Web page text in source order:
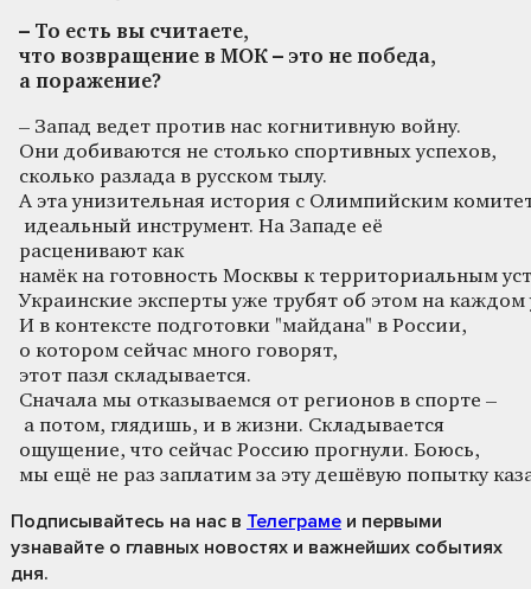
– То есть вы считаете,
что возвращение в МОК – это не победа,
а поражение?
– Запад ведет против нас когнитивную войну.
Они добиваются не столько спортивных успехов,
сколько разлада в русском тылу.
А эта унизительная история с Олимпийским
идеальный инструмент. На Западе её
расценивают как
намёк на готовность Москвы к территориальным
Украинские эксперты уже трубят об этом на каждом
И в контексте подготовки "майдана" в России,
о котором сейчас много говорят,
этот пазл складывается.
Сначала мы отказываемся от регионов в спорте –
а потом, глядишь, и в жизни. Складывается
ощущение, что сейчас Россию прогнули. Боюсь,
мы ещё не раз заплатим за эту дешёвую попытку
Подписывайтесь на нас в Телеграме и первыми
узнавайте о главных новостях и важнейших событиях
дня.